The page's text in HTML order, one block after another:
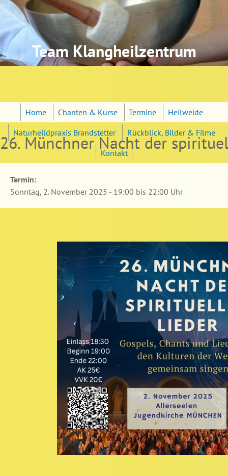
Jump to navigation
Team Klangheilzentrum
Home Chanten & Kurse Termine
Heilweide
Naturheildpraxis Brandstetter
Rückblick, Bilder & Filme
Kontakt
26. Münchner Nacht der
Termin:
Sonntag, 2. November 2025 - 19:00 bis 22:00 Uhr